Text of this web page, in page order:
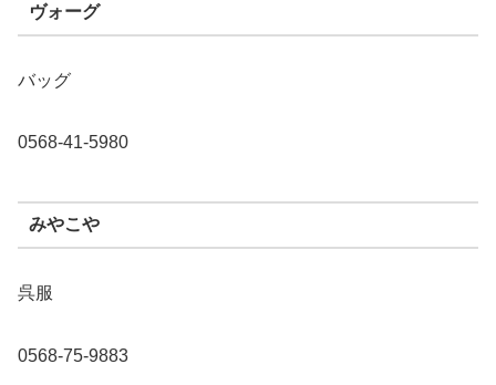
ヴォーグ
バッグ
0568-41-5980
みやこや
呉服
0568-75-9883